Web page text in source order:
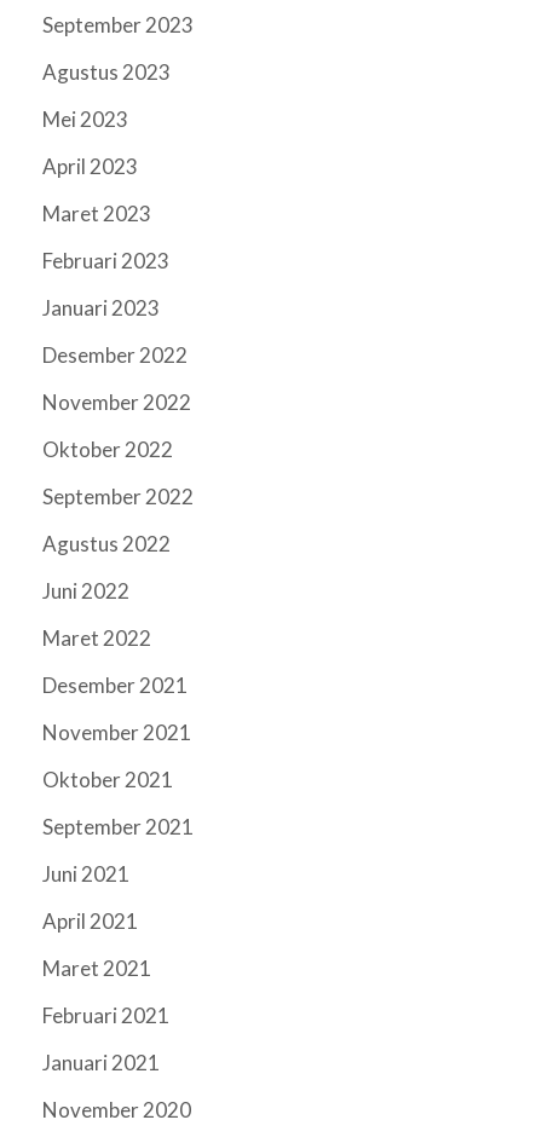
September 2023
Agustus 2023
Mei 2023
April 2023
Maret 2023
Februari 2023
Januari 2023
Desember 2022
November 2022
Oktober 2022
September 2022
Agustus 2022
Juni 2022
Maret 2022
Desember 2021
November 2021
Oktober 2021
September 2021
Juni 2021
April 2021
Maret 2021
Februari 2021
Januari 2021
November 2020